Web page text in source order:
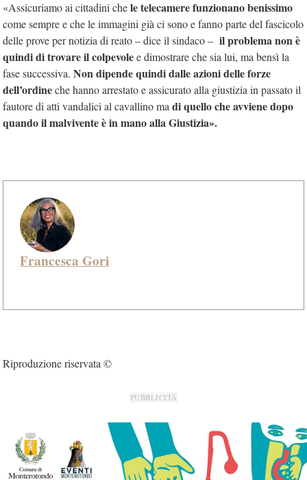
«Assicuriamo ai cittadini chele telecamere funzionano benissimo
come sempre e che le immagini già ci sono e fanno parte del fascicolo
delle prove per notizia di reato – dice il sindaco – il problema non è
quindi di trovare il colpevolee dimostrare che sia lui, ma bensì la
fase successiva. Non dipende quindi dalle azioni delle forze
dell’ordineche hanno arrestato e assicurato alla giustizia in passato il
fautore di atti vandalici al cavallino madi quello che avviene dopo
quando il malvivente è in mano alla Giustizia».
Francesca Gori
Riproduzione riservata ©
PUBBLICITÀ